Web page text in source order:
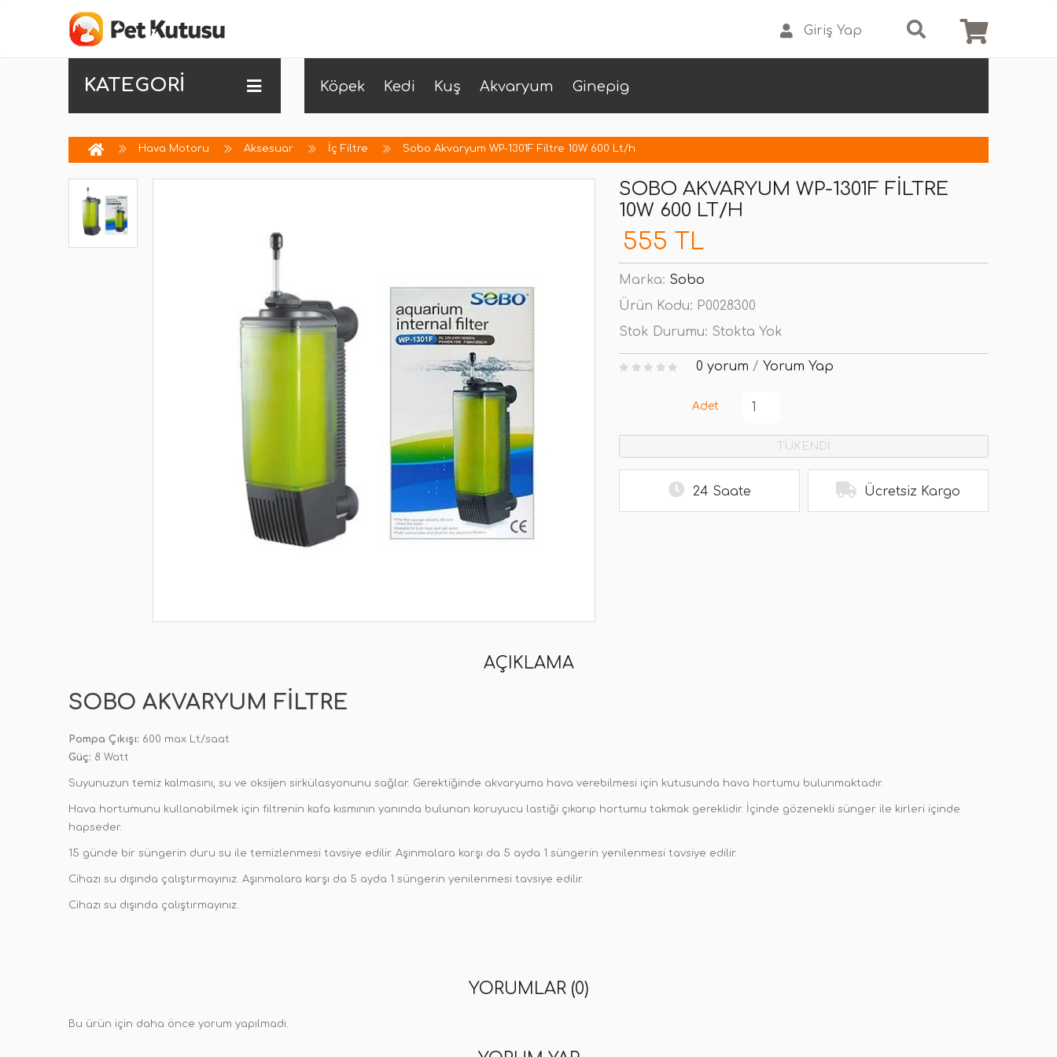
Giriş Yap
KATEGORİ Köpek Kedi Kuş Akvaryum Ginepig
Hava Motoru Aksesuar İç Filtre Sobo Akvaryum WP-1301F Filtre 10W 600 Lt/h
SOBO AKVARYUM WP-1301F FILTRE
10W 600 LT/H
555 TL
Marka: Sobo
Ürün Kodu: P0028300
Stok Durumu: Stokta Yok
0 yorum / Yorum Yap
Adet
TÜKENDİ
24 Saate Ücretsiz Kargo
AÇIKLAMA
SOBO AKVARYUM FILTRE
Pompa Çıkışı: 600 max Lt/saat
Güç: 8 Watt
Suyunuzun temiz kalmasını, su ve oksijen sirkülasyonunu sağlar. Gerektiğinde akvaryuma hava verebilmesi için kutusunda hava hortumu bulunmaktadır.
Hava hortumunu kullanabilmek için filtrenin kafa kısmının yanında bulunan koruyucu lastiği çıkarıp hortumu takmak gereklidir. İçinde gözenekli sünger ile kirleri içinde
hapseder.
15 günde bir süngerin duru su ile temizlenmesi tavsiye edilir. Aşınmalara karşı da 5 ayda 1 süngerin yenilenmesi tavsiye edilir.
Cihazı su dışında çalıştırmayınız. Aşınmalara karşı da 5 ayda 1 süngerin yenilenmesi tavsiye edilir.
Cihazı su dışında çalıştırmayınız.
YORUMLAR (0)
Bu ürün için daha önce yorum yapılmadı.